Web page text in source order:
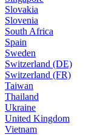
Slovakia
Slovenia
South Africa
Spain
Sweden
Switzerland (DE)
Switzerland (FR)
Taiwan
Thailand
Ukraine
United Kingdom
Vietnam